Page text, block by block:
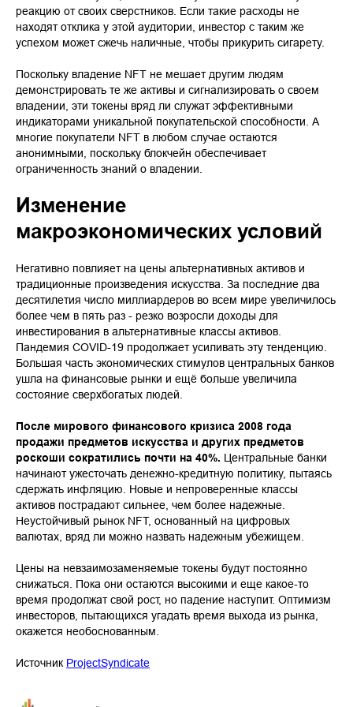
реакцию от своих сверстников. Если такие расходы не
находят отклика у этой аудитории, инвестор с таким же
успехом может сжечь наличные, чтобы прикурить сигарету.
Поскольку владение NFT не мешает другим людям
демонстрировать те же активы и сигнализировать о своем
владении, эти токены вряд ли служат эффективными
индикаторами уникальной покупательской способности. А
многие покупатели NFT в любом случае остаются
анонимными, поскольку блокчейн обеспечивает
ограниченность знаний о владении.
Изменение
макроэкономических условий
Негативно повлияет на цены альтернативных активов и
традиционные произведения искусства. За последние два
десятилетия число миллиардеров во всем мире увеличилось
более чем в пять раз - резко возросли доходы для
инвестирования в альтернативные классы активов.
Пандемия COVID-19 продолжает усиливать эту тенденцию.
Большая часть экономических стимулов центральных банков
ушла на финансовые рынки и ещё больше увеличила
состояние сверхбогатых людей.
После мирового финансового кризиса 2008 года
продажи предметов искусства и других предметов
роскоши сократились почти на 40%. Центральные банки
начинают ужесточать денежно-кредитную политику, пытаясь
сдержать инфляцию. Новые и непроверенные классы
активов пострадают сильнее, чем более надежные.
Неустойчивый рынок NFT, основанный на цифровых
валютах, вряд ли можно назвать надежным убежищем.
Цены на невзаимозаменяемые токены будут постоянно
снижаться. Пока они остаются высокими и еще какое-то
время продолжат свой рост, но падение наступит. Оптимизм
инвесторов, пытающихся угадать время выхода из рынка,
окажется необоснованным.
Источник ProjectSyndicate